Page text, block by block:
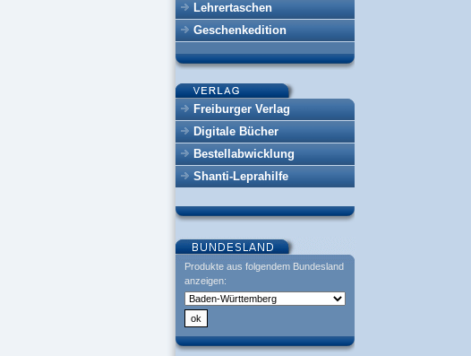
Lehrertaschen
Geschenkedition
Freiburger Verlag
Digitale Bücher
Bestellabwicklung
Shanti-Leprahilfe
Produkte aus folgendem Bundesland
anzeigen: